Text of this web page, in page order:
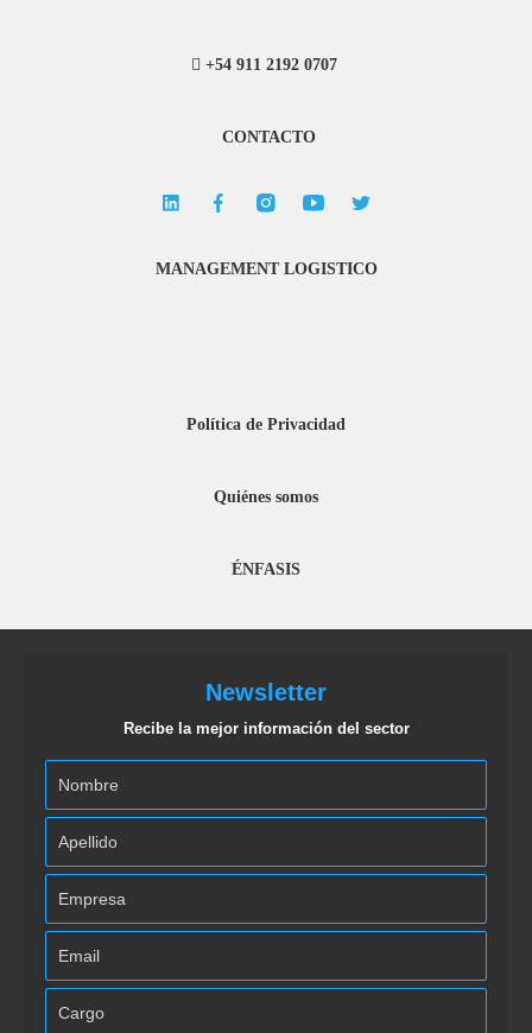
+54 911 2192 0707
CONTACTO
MANAGEMENT LOGISTICO
Política de Privacidad
Quiénes somos
ÉNFASIS
Newsletter
Recibe la mejor información del sector